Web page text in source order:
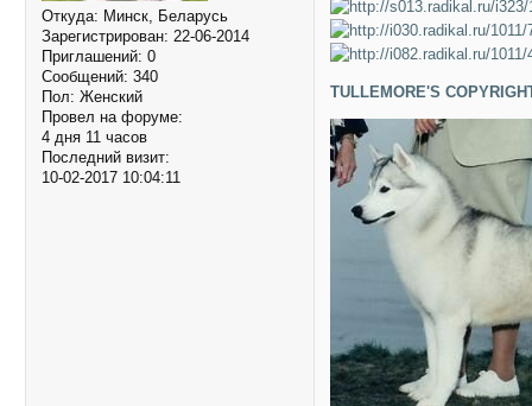
Откуда: Минск, Беларусь
Зарегистрирован: 22-06-2014
Приглашений: 0
Сообщений: 340
Пол: Женский
Провел на форуме:
4 дня 11 часов
Последний визит:
10-02-2017 10:04:11
TULLEMORE'S